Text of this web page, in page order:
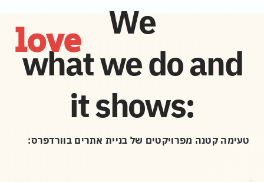
We
love
what we do and
it shows:
טעימה קטנה מפרויקטים של בניית אתרים בוורדפרס: